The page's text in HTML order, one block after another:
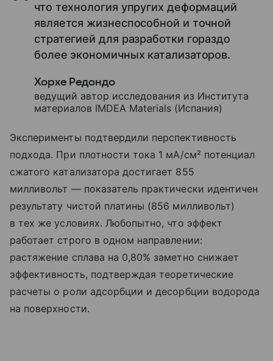
что технология упругих деформаций
является жизнеспособной и точной
стратегией для разработки гораздо
более экономичных катализаторов.
Хорхе Редондо
ведущий автор исследования из Института
материалов IMDEA Materials (Испания)
Эксперименты подтвердили перспективность
подхода. При плотности тока 1 мА/см² потенциал
сжатого катализатора достигает 855
милливольт — показатель практически идентичен
результату чистой платины (856 милливольт)
в тех же условиях. Любопытно, что эффект
работает строго в одном направлении:
растяжение сплава на 0,80% заметно снижает
эффективность, подтверждая теоретические
расчеты о роли адсорбции и десорбции водорода
на поверхности.